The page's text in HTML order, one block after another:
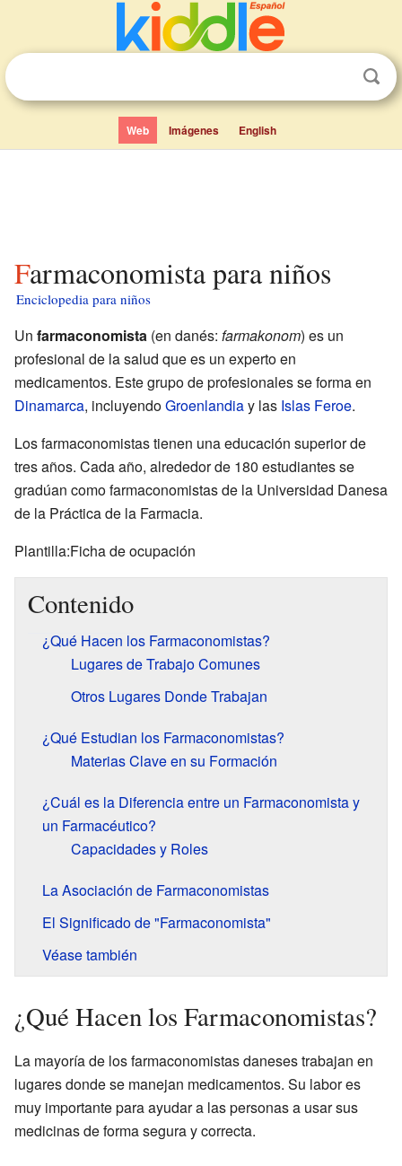
Web Imágenes English
Farmaconomista para niños
Enciclopedia para niños
Un farmaconomista (en danés: farmakonom) es un
profesional de la salud que es un experto en
medicamentos. Este grupo de profesionales se forma en
Dinamarca, incluyendoGroenlandiay las Islas Feroe.
Los farmaconomistas tienen una educación superior de
tres años. Cada año, alrededor de 180 estudiantes se
gradúan como farmaconomistas de la Universidad Danesa
de la Práctica de la Farmacia.
Plantilla:Ficha de ocupación
Contenido
¿Qué Hacen los Farmaconomistas?
Lugares de Trabajo Comunes
Otros Lugares Donde Trabajan
¿Qué Estudian los Farmaconomistas?
Materias Clave en su Formación
¿Cuál es la Diferencia entre un Farmaconomista y
un Farmacéutico?
Capacidades y Roles
La Asociación de Farmaconomistas
El Significado de "Farmaconomista"
Véase también
¿Qué Hacen los Farmaconomistas?
La mayoría de los farmaconomistas daneses trabajan en
lugares donde se manejan medicamentos. Su labor es
muy importante para ayudar a las personas a usar sus
medicinas de forma segura y correcta.